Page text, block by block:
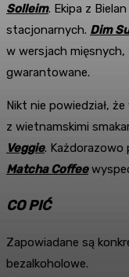
Solleim. Ekipa z
stacjonarnych. Dim
w wersjach
gwarantowane.
Nikt nie powiedział,
z wietnamskimi
Veggie. Każdorazowo
Matcha Coffee
CO PIĆ
Zapowiadane są
bezalkoholowe.